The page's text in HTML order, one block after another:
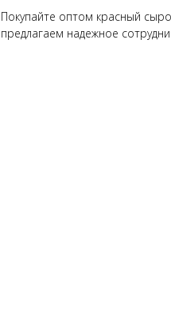
Покупайте оптом красный
предлагаем надежное